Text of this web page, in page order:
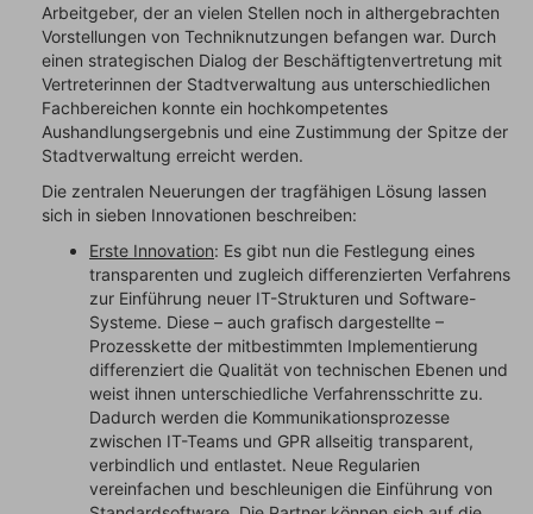
Arbeitgeber, der an vielen Stellen noch in althergebrachten
Vorstellungen von Techniknutzungen befangen war. Durch
einen strategischen Dialog der Beschäftigtenvertretung mit
Vertreterinnen der Stadtverwaltung aus unterschiedlichen
Fachbereichen konnte ein hochkompetentes
Aushandlungsergebnis und eine Zustimmung der Spitze der
Stadtverwaltung erreicht werden.
Die zentralen Neuerungen der tragfähigen Lösung lassen
sich in sieben Innovationen beschreiben:
Erste Innovation: Es gibt nun die Festlegung eines
transparenten und zugleich differenzierten Verfahrens
zur Einführung neuer IT-Strukturen und Software-
Systeme. Diese – auch grafisch dargestellte –
Prozesskette der mitbestimmten Implementierung
differenziert die Qualität von technischen Ebenen und
weist ihnen unterschiedliche Verfahrensschritte zu.
Dadurch werden die Kommunikationsprozesse
zwischen IT-Teams und GPR allseitig transparent,
verbindlich und entlastet. Neue Regularien
vereinfachen und beschleunigen die Einführung von